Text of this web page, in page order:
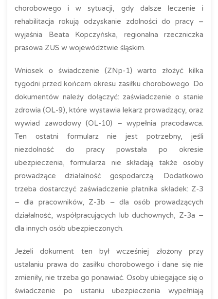
chorobowego i w sytuacji, gdy dalsze leczenie i
rehabilitacja rokują odzyskanie zdolności do pracy –
wyjaśnia Beata Kopczyńska, regionalna rzeczniczka
prasowa ZUS w województwie śląskim.
Wniosek o świadczenie (ZNp-1) warto złożyć kilka
tygodni przed końcem okresu zasiłku chorobowego. Do
dokumentów należy dołączyć: zaświadczenie o stanie
zdrowia (OL-9), które wystawia lekarz prowadzący, oraz
wywiad zawodowy (OL-10) – wypełnia pracodawca.
Ten ostatni formularz nie jest potrzebny, jeśli
niezdolność do pracy powstała po okresie
ubezpieczenia, formularza nie składają także osoby
prowadzące działalność gospodarczą. Dodatkowo
trzeba dostarczyć zaświadczenie płatnika składek: Z-3
– dla pracowników, Z-3b – dla osób prowadzących
działalność, współpracujących lub duchownych, Z-3a –
dla innych osób ubezpieczonych.
Jeżeli dokument ten był wcześniej złożony przy
ustalaniu prawa do zasiłku chorobowego i dane się nie
zmieniły, nie trzeba go ponawiać. Osoby ubiegające się o
świadczenie po ustaniu ubezpieczenia wypełniają